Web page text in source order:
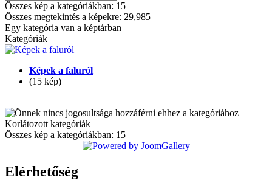
Összes kép a kategóriákban: 15
Összes megtekintés a képekre: 29,985
Egy kategória van a képtárban
Kategóriák
Képek a faluról
(15 kép)
Korlátozott kategóriák
Összes kép a kategóriákban: 15
Elérhetőség